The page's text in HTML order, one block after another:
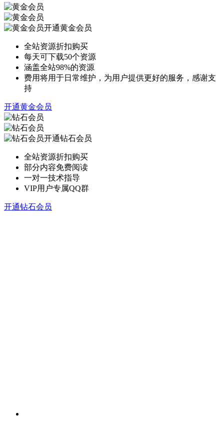
开通黄金会员
全站资源折扣购买
每天可下载50个资源
涵盖全站98%的资源
费用将用于日常维护，为用户提供更好的服务，感谢支
持
开通黄金会员
开通钻石会员
全站资源折扣购买
部分内容免费阅读
一对一技术指导
VIP用户专属QQ群
开通钻石会员